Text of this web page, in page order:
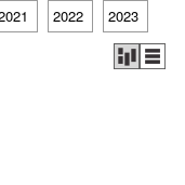
2022
2023